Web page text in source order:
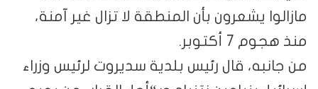
مازالوا يشعرون بأن المنطقة لا تزال غير آمنة،
منذ هجوم 7 أكتوبر.
من جانبه، قال رئيس بلدية سديروت لرئيس وزراء